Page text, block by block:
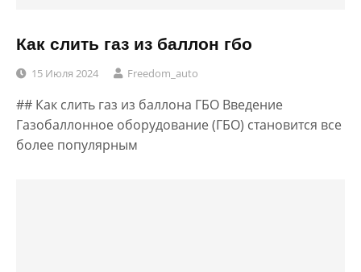
Как слить газ из баллон гбо
15 Июля 2024 Freedom_auto
## Как слить газ из баллона ГБО Введение
Газобаллонное оборудование (ГБО) становится все
более популярным